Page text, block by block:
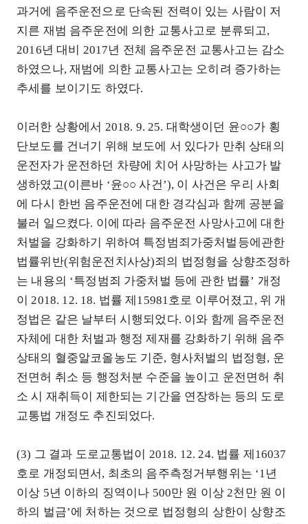
과거에 음주운전으로 단속된 전력이 있는 사람이 저
지른 재범 음주운전에 의한 교통사고로 분류되고,
2016년 대비 2017년 전체 음주운전 교통사고는 감소
하였으나, 재범에 의한 교통사고는 오히려 증가하는
추세를 보이기도 하였다.
이러한 상황에서 2018. 9. 25. 대학생이던 윤○○가 횡
단보도를 건너기 위해 보도에 서 있다가 만취 상태의
운전자가 운전하던 차량에 치어 사망하는 사고가 발
생하였고(이른바 ‘윤○○ 사건’), 이 사건은 우리 사회
에 다시 한번 음주운전에 대한 경각심과 함께 공분을
불러 일으켰다. 이에 따라 음주운전 사망사고에 대한
처벌을 강화하기 위하여 특정범죄가중처벌등에관한
법률위반(위험운전치사상)죄의 법정형을 상향조정하
는 내용의 ‘특정범죄 가중처벌 등에 관한 법률’ 개정
이 2018. 12. 18. 법률 제15981호로 이루어졌고, 위 개
정법은 같은 날부터 시행되었다. 이와 함께 음주운전
자체에 대한 처벌과 행정 제재를 강화하기 위해 음주
상태의 혈중알코올농도 기준, 형사처벌의 법정형, 운
전면허 취소 등 행정처분 수준을 높이고 운전면허 취
소 시 재취득이 제한되는 기간을 연장하는 등의 도로
교통법 개정도 추진되었다.
(3) 그 결과 도로교통법이 2018. 12. 24. 법률 제16037
호로 개정되면서, 최초의 음주측정거부행위는 ‘1년
이상 5년 이하의 징역이나 500만 원 이상 2천만 원 이
하의 벌금’에 처하는 것으로 법정형의 상한이 상향조